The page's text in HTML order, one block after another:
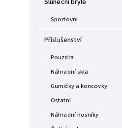
Sluneční brýle
Sportovní
Příslušenství
Pouzdra
Náhradní skla
Gumičky a koncovky
Ostatní
Náhradní nosníky